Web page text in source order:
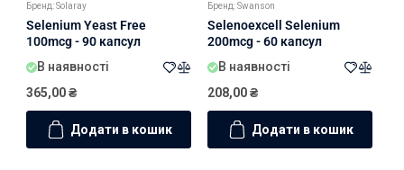
Бренд: Solaray
Selenium Yeast Free
100mcg - 90 капсул
В наявності
365,00₴
Додати в кошик
Бренд: Swanson
Selenoexcell Selenium
200mcg - 60 капсул
В наявності
208,00₴
Додати в кошик